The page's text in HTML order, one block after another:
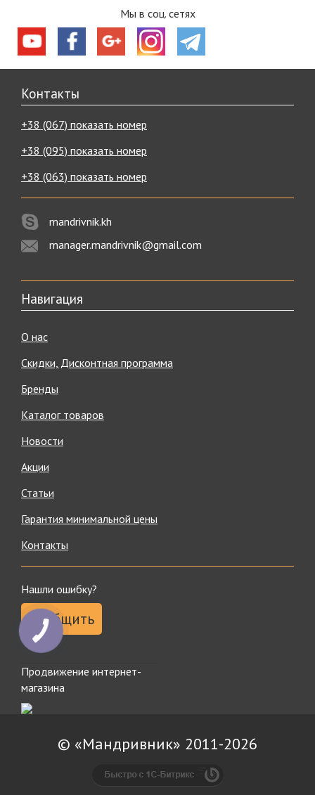
Мы в соц. сетях
Контакты
+38 (067) показать номер
+38 (095) показать номер
+38 (063) показать номер
mandrivnik.kh
manager.mandrivnik@gmail.com
Навигация
О нас
Скидки, Дисконтная программа
Бренды
Каталог товаров
Новости
Акции
Статьи
Гарантия минимальной цены
Контакты
Нашли ошибку?
Сообщить
Продвижение интернет-
магазина
© «Мандривник» 2011-2026